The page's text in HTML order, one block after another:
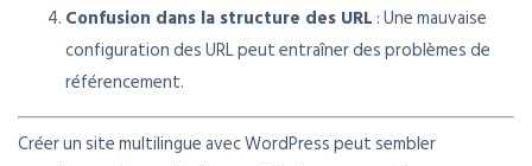
Confusion dans la structure des URL : Une mauvaise
configuration des URL peut entraîner des problèmes de
référencement.
Créer un site multilingue avec WordPress peut sembler